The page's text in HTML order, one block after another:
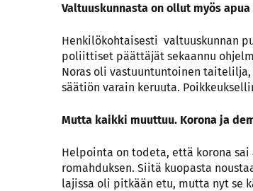
Valtuuskunnasta on ollut myös
Henkilökohtaisesti valtuuskunnan
poliittiset päättäjät sekaannu
Noras oli vastuuntuntoinen
säätiön varain keruuta.
Mutta kaikki muuttuu. Korona ja
Helpointa on todeta, että korona
romahduksen. Siitä kuopasta
lajissa oli pitkään etu, mutta nyt se